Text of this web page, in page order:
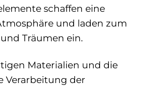
schaffen eine
und laden zum
Träumen ein.
Materialien und die
Verarbeitung der